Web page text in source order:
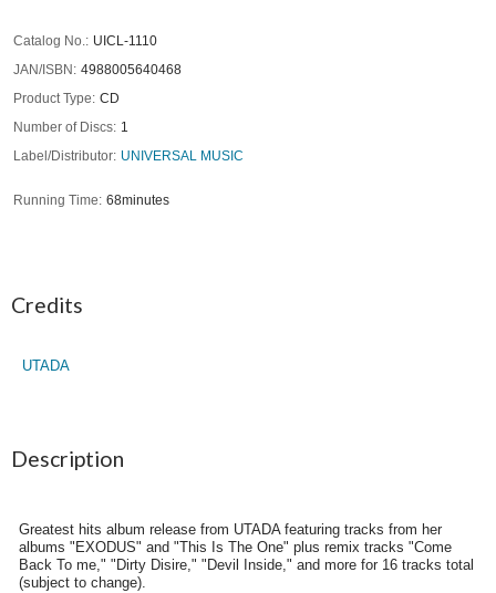
Catalog No.
UICL-1110
JAN/ISBN
4988005640468
Product Type
CD
Number of Discs
1
Label/Distributor
UNIVERSAL MUSIC
Running Time 68minutes
Credits
UTADA
Description
Greatest hits album release from UTADA featuring tracks from her
albums "EXODUS" and "This Is The One" plus remix tracks "Come
Back To me," "Dirty Disire," "Devil Inside," and more for 16 tracks total
(subject to change).